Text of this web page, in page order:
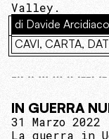
Valley.
di Davide
CAVI, CARTA,
IN GUERRA
31 Marzo 2022
La guerra in